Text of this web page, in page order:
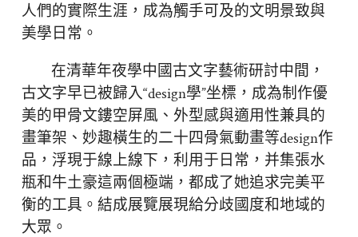
人們的實際生涯，成為觸手可及的文明景致與
美學日常。
在清華年夜學中國古文字藝術研討中間，
古文字早已被歸入“design學”坐標，成為制作優
美的甲骨文鏤空屏風、外型感與適用性兼具的
畫筆架、妙趣橫生的二十四骨氣動畫等design作
品，浮現于線上線下，利用于日常，并集張水
瓶和牛土豪這兩個極端，都成了她追求完美平
衡的工具。結成展覽展現給分歧國度和地域的
大眾。